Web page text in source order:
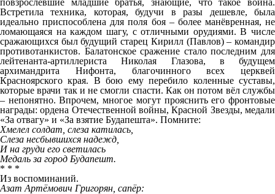
повзрослевшие младшие братья, знающие, что такое война.
Встретила техника, которая, будучи в разы дешевле, была
идеально приспособлена для поля боя – более манёвренная, не
ломающаяся на каждом шагу, с отличными орудиями. В числе
сражающихся был будущий старец Кирилл (Павлов) – командир
противотанкистов. Балатонское сражение стало последним для
лейтенанта-артиллериста Николая Глазова, в будущем
архимандрита Нифонта, благочинного всех церквей
Красноярского края. В бою ему перебило коленные суставы,
которые врачи так и не смогли спасти. Как он потом вёл службы
– непонятно. Впрочем, многое могут прояснить его фронтовые
награды: ордена Отечественной войны, Красной Звезды, медали
«За отвагу» и «За взятие Будапешта». Помните:
Хмелел солдат, слеза катилась,
Слеза несбывшихся надежд,
И на груди его светилась
Медаль за город Будапешт.
* * *
Из воспоминаний.
Азат Артёмович Григорян, сапёр: